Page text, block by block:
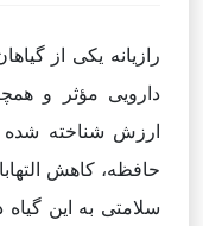
رازیانه یکی از
دارویی مؤثر و
ارزش شناخته
حافظه، کاهش
سلامتی به این